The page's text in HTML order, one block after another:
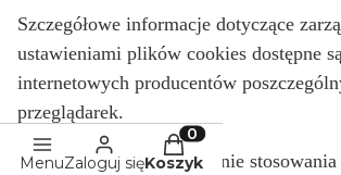
Szczegółowe informacje dotyczące
ustawieniami plików cookies dostępne
internetowych producentów
przeglądarek.
Wyłączenie lub ograniczenie
MenuZaloguj się
Produkty w
Koszyk